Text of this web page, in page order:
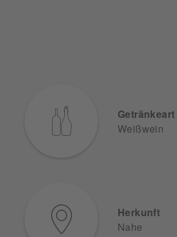
Getränkeart
Weißwein
Herkunft
Nahe